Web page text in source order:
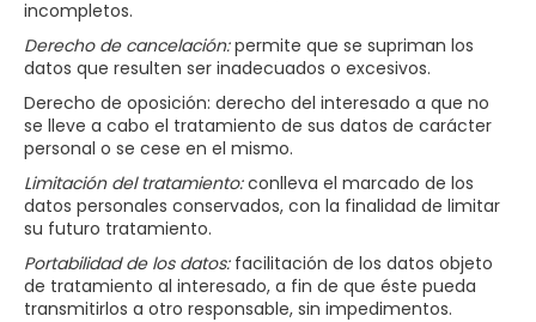
incompletos.
Derecho de cancelación:permite que se supriman los
datos que resulten ser inadecuados o excesivos.
Derecho de oposición: derecho del interesado a que no
se lleve a cabo el tratamiento de sus datos de carácter
personal o se cese en el mismo.
Limitación del tratamiento:conlleva el marcado de los
datos personales conservados, con la finalidad de limitar
su futuro tratamiento.
Portabilidad de los datos:facilitación de los datos objeto
de tratamiento al interesado, a fin de que éste pueda
transmitirlos a otro responsable, sin impedimentos.